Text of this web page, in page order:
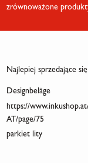
zrównoważone
Najlepiej sprzedające się
Designbeläge
https://
AT/page/75
parkiet lity